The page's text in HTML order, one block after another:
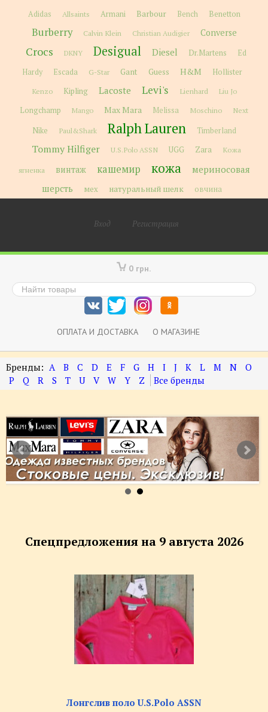
Adidas Allsaints Armani Barbour Bench Benetton
Burberry Calvin Klein Christian Audigier Converse
Crocs DKNY Desigual Diesel Dr.Martens
Ed
Hardy
Escada G-Star Gant Guess H&M Hollister
Kenzo Kipling Lacoste Levi's Lienhard Liu Jo
Longchamp Mango Max Mara Melissa Moschino
Next
Nike
Paul&Shark Ralph Lauren Timberland
Tommy Hilfiger U.S.Polo ASSN UGG Zara
Кожа
ягненка
винтаж кашемир кожа
мериносовая
шерсть
мех натуральный шелк овчина
Вход Регистрация
0 грн.
ОПЛАТА И ДОСТАВКА О МАГАЗИНЕ
A B C D E F G H I J K L M N
O
P
Q R S T U V W Y Z
Спецпредложения на 9 августа 2026
Лонгслив поло U.S.Polo ASSN